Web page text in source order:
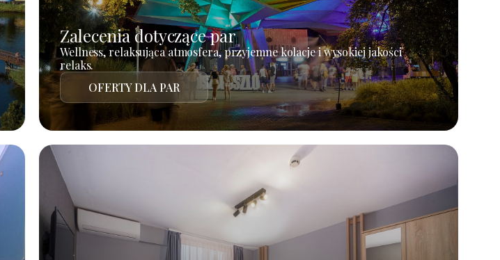
Zalecenia dotyczące par
Wellness, relaksująca atmosfera, przyjemne kolacje i wysokiej jakości
relaks.
OFERTY DLA PAR